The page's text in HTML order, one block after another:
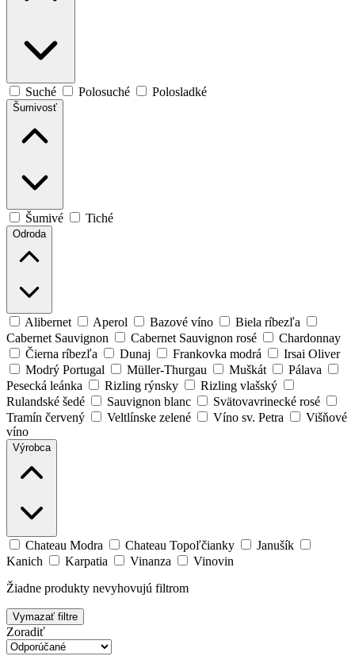
Suché Polosuché Polosladké
Šumivosť
Šumivé Tiché
Odroda
Alibernet Aperol Bazové víno
Biela ríbezľa
Cabernet Sauvignon
Cabernet Sauvignon rosé
Chardonnay
Čierna ríbezľa
Dunaj Frankovka modrá
Irsai Oliver
Modrý Portugal
Müller-Thurgau Muškát
Pálava
Pesecká leánka
Rizling rýnsky
Rizling vlašský
Rulandské šedé
Sauvignon blanc
Svätovavrinecké rosé
Tramín červený
Veltlínske zelené Víno sv. Petra
Višňové
víno
Výrobca
Chateau Modra Chateau Topoľčianky
Janušík
Kanich
Karpatia Vinanza
Vinovin
Žiadne produkty nevyhovujú filtrom
Vymazať filtre
Zoradiť